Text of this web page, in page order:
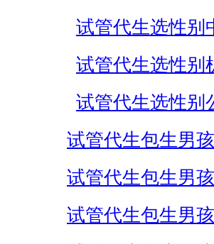
试管代生选性别
试管代生选性别
试管代生选性别
试管代生包生男
试管代生包生男
试管代生包生男